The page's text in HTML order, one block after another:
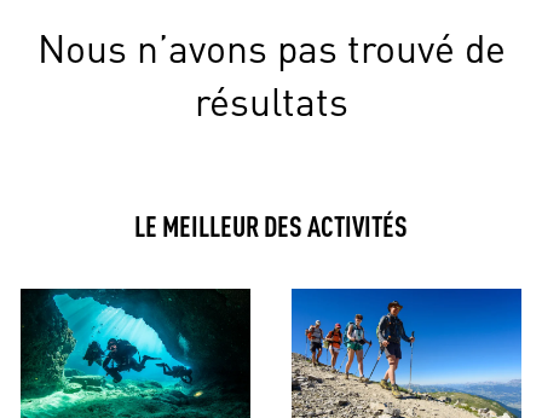
Nous n’avons pas trouvé de
résultats
LE MEILLEUR DES ACTIVITÉS